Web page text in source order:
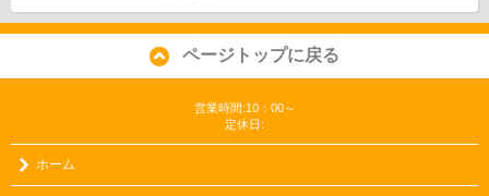
ページトップに戻る
営業時間:10：00～
定休日:
ホーム